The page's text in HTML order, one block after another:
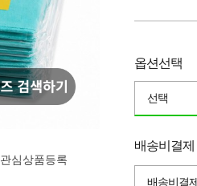
관심상품등록
옵션선택
선택
배송비결제
배송비결제